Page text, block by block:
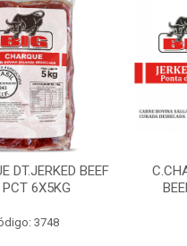
DT.JERKED BEEF
6X5KG
3748